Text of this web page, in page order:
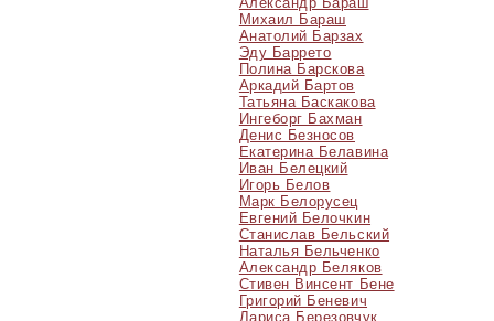
Михаил Бараш
Анатолий Барзах
Эду Баррето
Полина Барскова
Аркадий Бартов
Татьяна Баскакова
Ингеборг Бахман
Денис Безносов
Екатерина Белавина
Иван Белецкий
Игорь Белов
Марк Белорусец
Евгений Белочкин
Станислав Бельский
Наталья Бельченко
Александр Беляков
Стивен Винсент Бене
Григорий Беневич
Лариса Березовчук